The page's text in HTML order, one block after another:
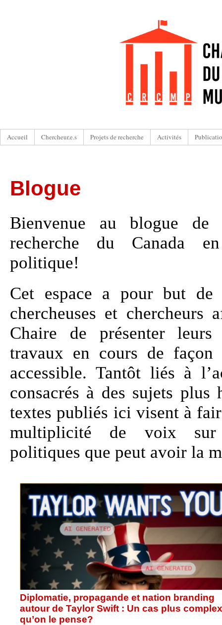
Accueil Chercheur.e.s Projets de recherche Activités
Blogue
Bienvenue au blogue
recherche du Canada
politique!
Cet espace a pour but de
chercheuses et chercheurs
Chaire de présenter
travaux en cours de façon
accessible. Tantôt liés à
consacrés à des sujets plus
textes publiés ici visent à
multiplicité de voix
politiques que peut avoir la
Diplomatie, propagande et nation branding
autour de Taylor Swift : Un cas plus
qu’on le pense?